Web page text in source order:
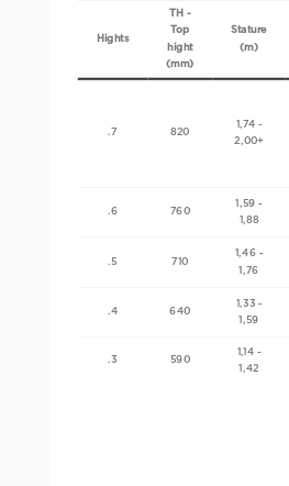
Hights
TH -
Top
hight
(mm)
Stature
(m)
.7 820
1,74 -
2,00+
.6 760
1,59 -
1,88
.5 710
1,46 -
1,76
.4 640
1,33 -
1,59
.3 590
1,14 -
1,42